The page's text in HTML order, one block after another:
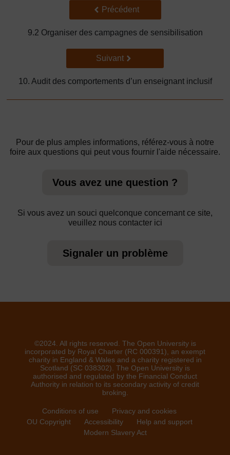
Précédent
Précédent
9.2 Organiser des campagnes de sensibilisation
Suivant
Suivant
10. Audit des comportements d’un enseignant inclusif
Pour de plus amples informations, référez-vous à notre
foire aux questions qui peut vous fournir l'aide nécessaire.
Vous avez une question ?
Si vous avez un souci quelconque concernant ce site,
veuillez nous contacter ici
Signaler un problème
©2024. All rights reserved. The Open University is
incorporated by Royal Charter (RC 000391), an exempt
charity in England & Wales and a charity registered in
Scotland (SC 038302). The Open University is
authorised and regulated by the Financial Conduct
Authority in relation to its secondary activity of credit
broking.
Conditions of use
Privacy and cookies
OU Copyright
Accessibility
Help and support
Modern Slavery Act